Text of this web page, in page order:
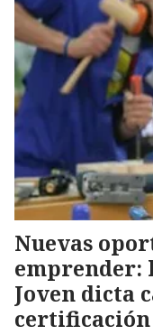
Nuevas
emprender:
Joven dicta